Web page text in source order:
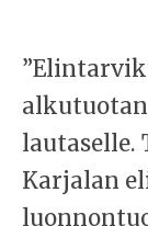
lautaselle.
Karjalan